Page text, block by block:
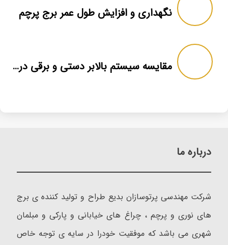
نگهداری و افزایش طول عمر برج پرچم
مقایسه سیستم بالابر دستی و برقی در برج پرچم
درباره ما
شرکت مهندسی پرتوسازان بدیع طراح و تولید کننده ی برج
های نوری و پرچم ، چراغ های خیابانی و پارکی و مبلمان
شهری می باشد که موفقیت خودرا در سایه ی توجه خاص